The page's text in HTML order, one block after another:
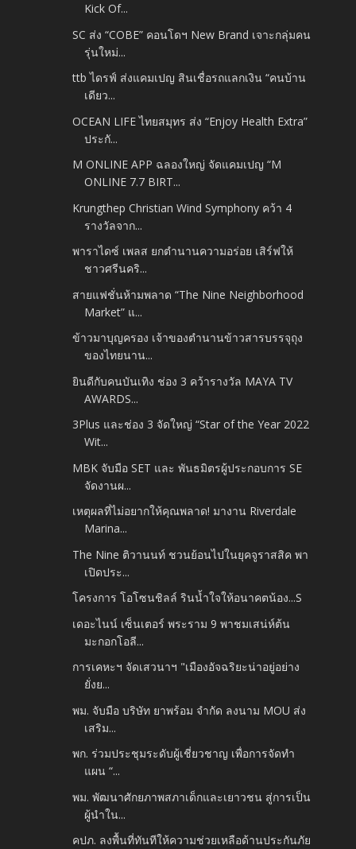
Kick Of...
SC ส่ง “COBE” คอนโดฯ New Brand เจาะกลุ่มคน
รุ่นใหม่...
ttb ไดรฟ์ ส่งแคมเปญ สินเชื่อรถแลกเงิน “คนบ้าน
เดียว...
OCEAN LIFE ไทยสมุทร ส่ง “Enjoy Health Extra”
ประกั...
M ONLINE APP ฉลองใหญ่ จัดแคมเปญ “M
ONLINE 7.7 BIRT...
Krungthep Christian Wind Symphony คว้า 4
รางวัลจาก...
พาราไดซ์ เพลส ยกตำนานความอร่อย เสิร์ฟให้
ชาวศรีนคริ...
สายแฟชั่นห้ามพลาด “The Nine Neighborhood
Market” แ...
ข้าวมาบุญครอง เจ้าของตำนานข้าวสารบรรจุถุง
ของไทยนาน...
ยินดีกับคนบันเทิง ช่อง 3 คว้ารางวัล MAYA TV
AWARDS...
3Plus และช่อง 3 จัดใหญ่ “Star of the Year 2022
Wit...
MBK จับมือ SET และ พันธมิตรผู้ประกอบการ SE
จัดงานผ...
เหตุผลที่ไม่อยากให้คุณพลาด! มางาน Riverdale
Marina...
The Nine ติวานนท์ ชวนย้อนไปในยุคจูราสสิค พา
เปิดประ...
โครงการ โอโซนชิลล์ รินน้ำใจให้อนาคตน้อง...S
เดอะไนน์ เซ็นเตอร์ พระราม 9 พาชมเสน่ห์ต้น
มะกอกโอลี...
การเคหะฯ จัดเสวนาฯ "เมืองอัจฉริยะน่าอยู่อย่าง
ยั่งย...
พม. จับมือ บริษัท ยาพร้อม จำกัด ลงนาม MOU ส่ง
เสริม...
พก. ร่วมประชุมระดับผู้เชี่ยวชาญ เพื่อการจัดทำ
แผน “...
พม. พัฒนาศักยภาพสภาเด็กและเยาวชน สู่การเป็น
ผู้นำใน...
คปภ. ลงพื้นที่ทันทีให้ความช่วยเหลือด้านประกันภัย